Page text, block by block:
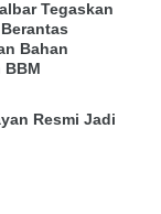
Tegaskan
Bahan
BBM
Resmi Jadi